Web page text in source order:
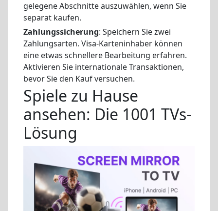
gelegene Abschnitte auszuwählen, wenn Sie
separat kaufen.
Zahlungssicherung: Speichern Sie zwei
Zahlungsarten. Visa-Karteninhaber können
eine etwas schnellere Bearbeitung erfahren.
Aktivieren Sie internationale Transaktionen,
bevor Sie den Kauf versuchen.
Spiele zu Hause
ansehen: Die 1001 TVs-
Lösung